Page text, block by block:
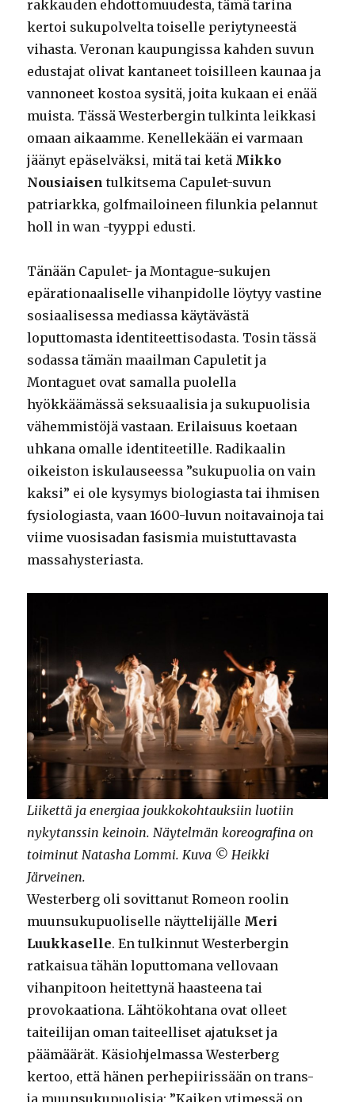
rakkauden ehdottomuudesta, tämä tarina
kertoi sukupolvelta toiselle periytyneestä
vihasta. Veronan kaupungissa kahden suvun
edustajat olivat kantaneet toisilleen kaunaa ja
vannoneet kostoa sysitä, joita kukaan ei enää
muista. Tässä Westerbergin tulkinta leikkasi
omaan aikaamme. Kenellekään ei varmaan
jäänyt epäselväksi, mitä tai ketä Mikko
Nousiaisen tulkitsema Capulet-suvun
patriarkka, golfmailoineen filunkia pelannut
holl in wan -tyyppi edusti.
Tänään Capulet- ja Montague-sukujen
epärationaaliselle vihanpidolle löytyy vastine
sosiaalisessa mediassa käytävästä
loputtomasta identiteettisodasta. Tosin tässä
sodassa tämän maailman Capuletit ja
Montaguet ovat samalla puolella
hyökkäämässä seksuaalisia ja sukupuolisia
vähemmistöjä vastaan. Erilaisuus koetaan
uhkana omalle identiteetille. Radikaalin
oikeiston iskulauseessa ”sukupuolia on vain
kaksi” ei ole kysymys biologiasta tai ihmisen
fysiologiasta, vaan 1600-luvun noitavainoja tai
viime vuosisadan fasismia muistuttavasta
massahysteriasta.
Liikettä ja energiaa joukkokohtauksiin luotiin
nykytanssin keinoin. Näytelmän koreografina on
toiminut Natasha Lommi. Kuva © Heikki
Järveinen.
Westerberg oli sovittanut Romeon roolin
muunsukupuoliselle näyttelijälle Meri
Luukkaselle. En tulkinnut Westerbergin
ratkaisua tähän loputtomana vellovaan
vihanpitoon heitettynä haasteena tai
provokaationa. Lähtökohtana ovat olleet
taiteilijan oman taiteelliset ajatukset ja
päämäärät. Käsiohjelmassa Westerberg
kertoo, että hänen perhepiirissään on trans-
ja muunsukupuolisia: ”Kaiken ytimessä on